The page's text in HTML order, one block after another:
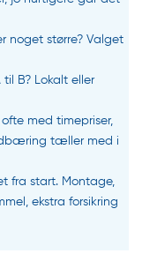
noget større? Valget
B? Lokalt eller
med timepriser,
tæller med i
fra start. Montage,
ekstra forsikring